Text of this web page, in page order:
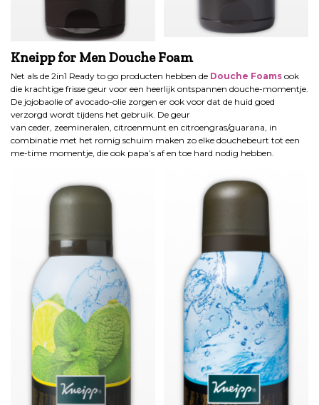
Kneipp for Men Douche Foam
Net als de 2in1 Ready to go producten hebben de Douche Foams ook
die krachtige frisse geur voor een heerlijk ontspannen douche-momentje.
De jojobaolie of avocado-olie zorgen er ook voor dat de huid goed
verzorgd wordt tijdens het gebruik. De geur
van ceder, zeemineralen, citroenmunt en citroengras/guarana, in
combinatie met het romig schuim maken zo elke douchebeurt tot een
me-time momentje, die ook papa’s af en toe hard nodig hebben.